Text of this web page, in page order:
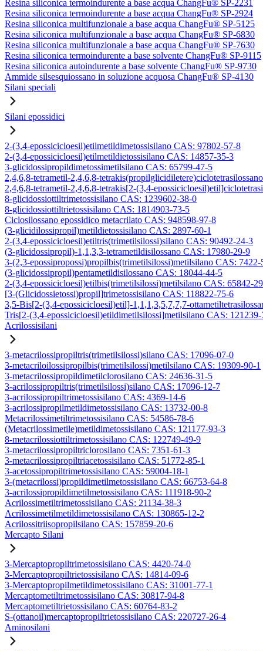
Resina siliconica termoindurente a base acqua ChangFu® SP-2231
Resina siliconica termoindurente a base acqua ChangFu® SP-2924
Resina siliconica multifunzionale a base acqua ChangFu® SP-5125
Resina siliconica multifunzionale a base acqua ChangFu® SP-6830
Resina siliconica multifunzionale a base acqua ChangFu® SP-7630
Resina siliconica termoindurente a base solvente ChangFu® SP-9115
Resina siliconica autoindurente a base solvente ChangFu® SP-9730
Ammide silsesquiossano in soluzione acquosa ChangFu® SP-4130
Silani speciali
Silani epossidici
2-(3,4-epossicicloesil)etilmetildimetossisilano CAS: 97802-57-8
2-(3,4-epossicicloesil)etilmetildietossisilano CAS: 14857-35-3
3-glicidossipropildimetossimetilsilano CAS: 65799-47-5
2,4,6,8-tetrametil-2,4,6,8-
2,4,6,8-tetrametil-2,4,6,8-tetrakis[2-(3,4-
8-glicidossiottiltrimetossisilano CAS: 1239602-38-0
8-glicidossiottiltrietossisilano CAS: 1814903-73-5
Ciclosilossano epossidico metacrilato CAS: 948598-97-8
(3-glicidilossipropil)metildietossisilano CAS: 2897-60-1
2-(3,4-epossicicloesil)etiltris(trimetilsilossi)silano CAS: 90492-24-3
(3-glicidossipropil)-1,1,3,3-tetrametildisilossano CAS: 17980-29-9
3-(2,3-epossipropossi)propilbis(trimetilsilossi)metilsilano CAS: 7422-
(3-glicidossipropil)pentametildisilossano CAS: 18044-44-5
2-(3,4-epossicicloesil)etilbis(trimetilsilossi)metilsilano CAS: 65842-
[3-(Glicidossietossi)propil]trimetossisilano CAS: 118822-75-6
3,5-Bis[2-(3,4-epossicicloesil)etil]-1,1,1,3,5,7,7,7-
Tris[2-(3,4-epossicicloesil)etildimetilsilossi]metilsilano CAS: 121239-
Acrilossisilani
3-metacrilossipropiltris(trimetilsilossi)silano CAS: 17096-07-0
3-metacriloilossipropilbis(trimetilsilossi)metilsilano CAS: 19309-90-1
3-metacrilossipropildimetilclorosilano CAS: 24636-31-5
3-acrilossipropiltris(trimetilsilossi)silano CAS: 17096-12-7
3-acrilossipropiltrimetossisilano CAS: 4369-14-6
3-acrilossipropilmetildimetossisilano CAS: 13732-00-8
Metacrilossimetiltrimetossisilano CAS: 54586-78-6
(Metacrilossimetile)metildimetossisilano CAS: 121177-93-3
8-metacrilossiottiltrimetossisilano CAS: 122749-49-9
3-metacrilossipropiltriclorosilano CAS: 7351-61-3
3-metacrilossipropiltriacetossisilano CAS: 51772-85-1
3-acetossipropiltrimetossisilano CAS: 59004-18-1
3-(metacrilossi)propildimetilmetossisilano CAS: 66753-64-8
3-acrilossipropildimetilmetossisilano CAS: 111918-90-2
Acrilossimetiltrimetossisilano CAS: 21134-38-3
Acrilossimetilmetildimetossisilano CAS: 130865-12-2
Acrilossitriisopropilsilano CAS: 157859-20-6
Mercapto Silani
3-Mercaptopropiltrimetossisilano CAS: 4420-74-0
3-Mercaptopropiltrietossisilano CAS: 14814-09-6
3-Mercaptopropilmetildimetossisilano CAS: 31001-77-1
Mercaptometiltrimetossisilano CAS: 30817-94-8
Mercaptometiltrietossisilano CAS: 60764-83-2
S-(ottanoil)mercaptopropiltrietossisilano CAS: 220727-26-4
Aminosilani